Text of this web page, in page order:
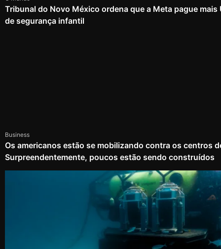
Tribunal do Novo México ordena que a Meta pague mais
de segurança infantil
Business
Os americanos estão se mobilizando contra os centros
Surpreendentemente, poucos estão sendo construídos